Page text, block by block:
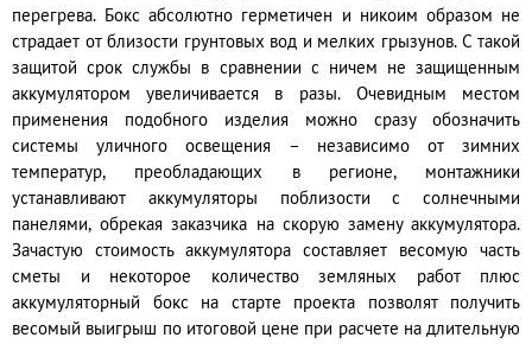
перегрева. Бокс абсолютно герметичен и никоим образом не
страдает от близости грунтовых вод и мелких грызунов. С такой
защитой срок службы в сравнении с ничем не защищенным
аккумулятором увеличивается в разы. Очевидным местом
применения подобного изделия можно сразу обозначить
системы уличного освещения – независимо от зимних
температур, преобладающих в регионе, монтажники
устанавливают аккумуляторы поблизости с солнечными
панелями, обрекая заказчика на скорую замену аккумулятора.
Зачастую стоимость аккумулятора составляет весомую часть
сметы и некоторое количество земляных работ плюс
аккумуляторный бокс на старте проекта позволят получить
весомый выигрыш по итоговой цене при расчете на длительную